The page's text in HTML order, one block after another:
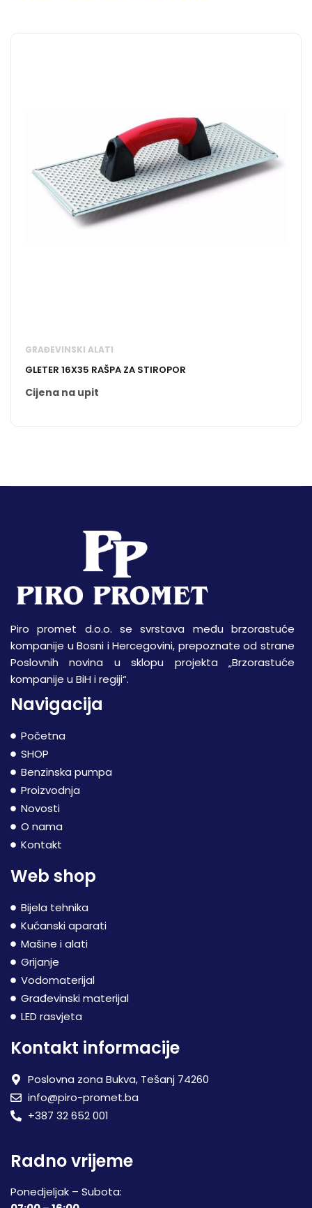
GRAĐEVINSKI ALATI
GLETER 16X35 RAŠPA ZA STIROPOR
Cijena na upit
Piro promet d.o.o. se svrstava među brzorastuće
kompanije u Bosni i Hercegovini, prepoznate od strane
Poslovnih novina u sklopu projekta „Brzorastuće
kompanije u BiH i regiji“.
Navigacija
Početna
SHOP
Benzinska pumpa
Proizvodnja
Novosti
O nama
Kontakt
Web shop
Bijela tehnika
Kućanski aparati
Mašine i alati
Grijanje
Vodomaterijal
Građevinski materijal
LED rasvjeta
Kontakt informacije
Poslovna zona Bukva, Tešanj 74260
info@piro-promet.ba
+387 32 652 001
Radno vrijeme
Ponedjeljak – Subota: